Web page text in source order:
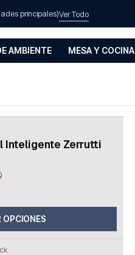
AMBIENTE MESA Y COCINA
principales)Ver Todo
Inteligente Zerrutti
OPCIONES